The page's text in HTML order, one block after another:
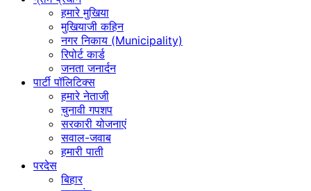
हमारे मुखिया
मुखियाजी कहिन
नगर निकाय (Municipality)
रिपोर्ट कार्ड
जनता जनार्दन
पार्टी पॉलिटिक्स
हमारे नेताजी
चुनावी गपशप
सरकारी योजनाएं
सवाल-जवाब
हमारी पाती
परदेस
बिहार